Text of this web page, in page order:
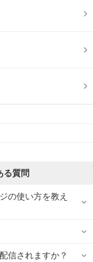
る質問
の使い方を教え
信されますか？